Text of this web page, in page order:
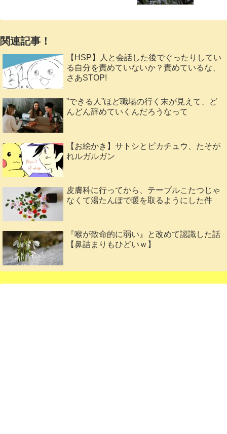
関連記事！
【HSP】人と会話した後でぐったりしてい
る自分を責めていないか？責めているな、
さあSTOP!
”できる人”ほど職場の行く末が見えて、ど
んどん辞めていくんだろうなって
【お絵かき】サトシとピカチュウ、たそが
れルガルガン
皮膚科に行ってから、テーブルこたつじゃ
なくて湯たんぽで暖を取るようにした件
『喉が致命的に弱い』と改めて認識した話
【鼻詰まりもひどいｗ】